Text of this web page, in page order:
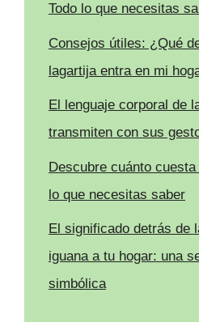
Todo lo que necesitas
Consejos útiles: ¿Qué
lagartija entra en mi
El lenguaje corporal de
transmiten con sus
Descubre cuánto
lo que necesitas saber
El significado detrás de
iguana a tu hogar: una
simbólica